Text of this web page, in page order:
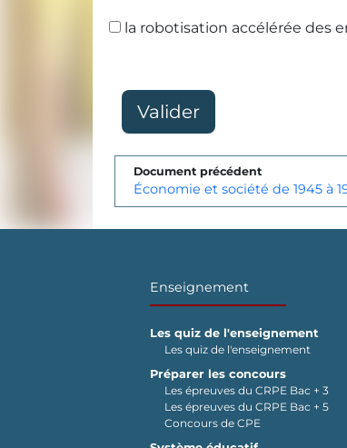
la robotisation accélérée des
Document précédent
Économie et société de 1945 à
Enseignement
Les quiz de l'enseignement
Les quiz de l'enseignement
Préparer les concours
Les épreuves du CRPE Bac + 3
Les épreuves du CRPE Bac + 5
Concours de CPE